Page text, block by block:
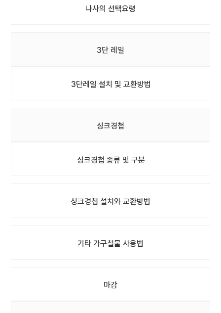
나사의 선택요령
3단 레일
3단레일 설치 및 교환방법
싱크경첩
싱크경첩 종류 및 구분
싱크경첩 설치와 교환방법
기타 가구철물 사용법
마감